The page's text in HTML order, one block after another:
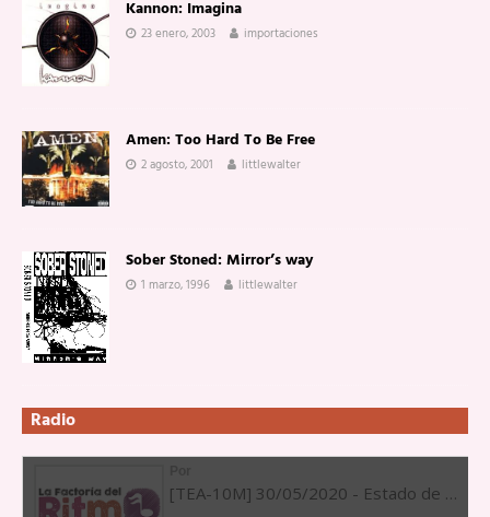
Kannon: Imagina
23 enero, 2003 importaciones
Amen: Too Hard To Be Free
2 agosto, 2001 littlewalter
Sober Stoned: Mirror’s way
1 marzo, 1996 littlewalter
Radio